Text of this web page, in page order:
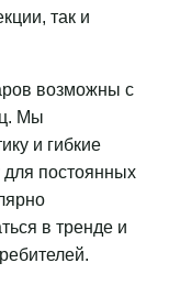
так и
возможны с
Мы
и гибкие
для постоянных
в тренде и